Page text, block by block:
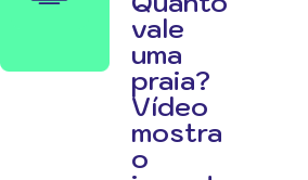
vale
uma
praia?
Vídeo
mostra
o